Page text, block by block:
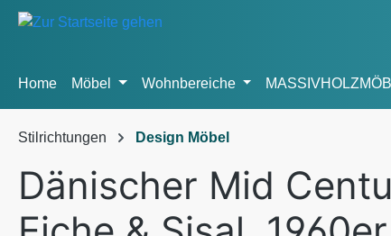
Hauptinhalt springen
Zur Suche springen
Zur Hauptnavigation springen
Home Möbel Wohnbereiche
Stilrichtungen Design Möbel
Dänischer Mid